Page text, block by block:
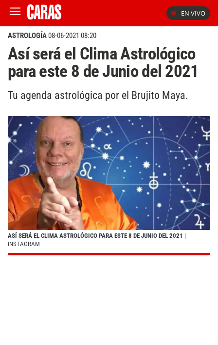
EN VIVO
ASTROLOGÍA08-06-2021 08:20
Así será el Clima Astrológico
para este 8 de Junio del 2021
Tu agenda astrológica por el Brujito Maya.
ASÍ SERÁ EL CLIMA ASTROLÓGICO PARA ESTE 8 DE JUNIO DEL 2021 |
INSTAGRAM